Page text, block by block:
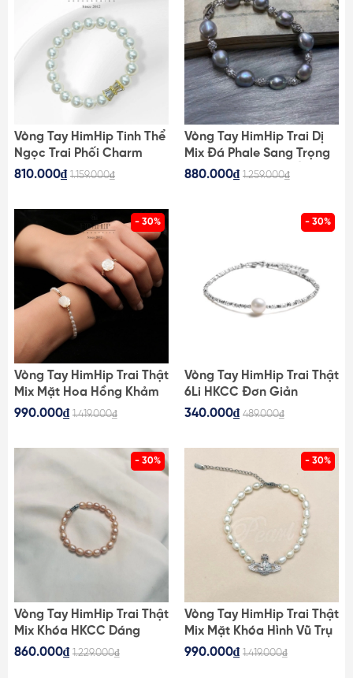
Vòng Tay HimHip Tinh Thể
Ngọc Trai Phối Charm
Phale Cao Cấp 8li - 16cm
810.000₫ 1.159.000₫
Vòng Tay HimHip Trai Dị
Mix Đá Phale Sang Trọng
16.5+4cm Phụ Kiện Áo Dài
880.000₫ 1.259.000₫
- 30%
Vòng Tay HimHip Trai Thật
Mix Mặt Hoa Hồng Khảm
Trai Sang Trọng
990.000₫ 1.419.000₫
- 30%
Vòng Tay HimHip Trai Thật
6Li HKCC Đơn Giản
16+5cm
340.000₫ 489.000₫
- 30%
Vòng Tay HimHip Trai Thật
Mix Khóa HKCC Dáng
Trơn Thanh Lịch 17cm
860.000₫ 1.229.000₫
- 30%
Vòng Tay HimHip Trai Thật
Mix Mặt Khóa Hình Vũ Trụ
Sang Trọng 18+5cm
990.000₫ 1.419.000₫